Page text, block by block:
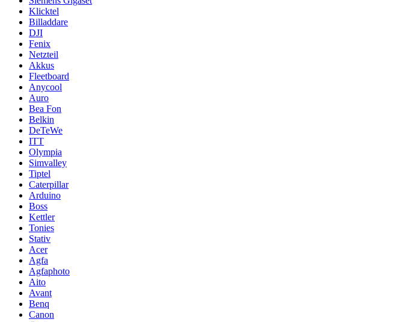
Klicktel
Billaddare
DJI
Fenix
Netzteil
Akkus
Fleetboard
Anycool
Auro
Bea Fon
Belkin
DeTeWe
ITT
Olympia
Simvalley
Tiptel
Caterpillar
Arduino
Boss
Kettler
Tonies
Stativ
Acer
Agfa
Agfaphoto
Aito
Avant
Benq
Canon